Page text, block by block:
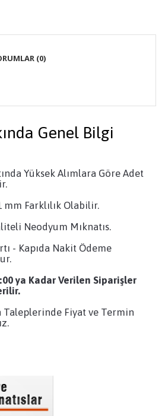
(0)
Genel Bilgi
Yüksek Alımlara Göre Adet
mm Farklılık Olabilir.
Neodyum Mıknatıs.
- Kapıda Nakit Ödeme
ya Kadar Verilen Siparişler
Taleplerinde Fiyat ve Termin